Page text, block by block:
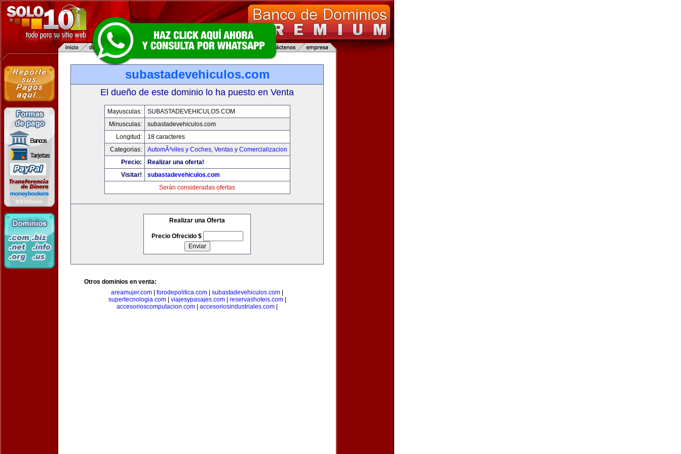
subastadevehiculos.com
El dueño de este dominio lo ha puesto en Venta
Mayusculas:
SUBASTADEVEHICULOS.COM
Minusculas:
subastadevehiculos.com
Longitud:
18 caracteres
Categorias:
AutomÃ³viles y Coches, Ventas y Comercializacion
Precio:
Realizar una oferta!
Visitar!
subastadevehiculos.com
Serán consideradas ofertas
Realizar una Oferta
Precio Ofrecido $
Otros dominios en venta:
areamujer.com
forodepolitica.com subastadevehiculos.com
supertecnologia.com| viajesypasajes.com| reservashoteis.com|
accesorioscomputacion.com
accesoriosindustriales.com